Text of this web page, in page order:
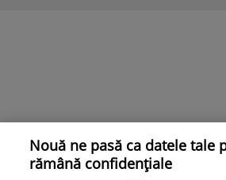
Nouă ne pasă ca datele tale
rămână confidențiale